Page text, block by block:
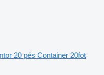
20 pés Container 20fot